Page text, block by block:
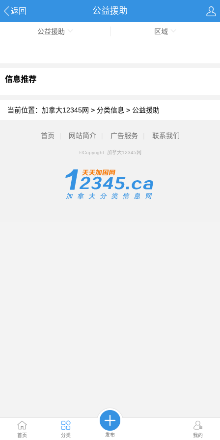
返回 公益援助
首页 分类 发布 我的
公益援助 区域
信息推荐
当前位置： 加拿大12345网 > 分类信息 > 公益援助
首页 网站简介 广告服务 联系我们
©Copyright 加拿大12345网